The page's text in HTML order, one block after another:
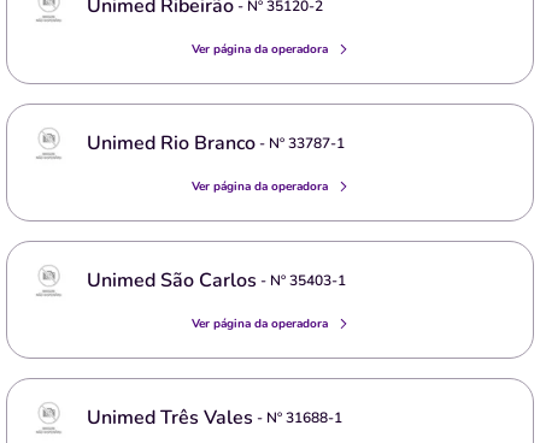
Unimed Ribeirão- Nº35120-2
Ver página da operadora
Unimed Rio Branco- Nº33787-1
Ver página da operadora
Unimed São Carlos - Nº35403-1
Ver página da operadora
Unimed Três Vales - Nº31688-1